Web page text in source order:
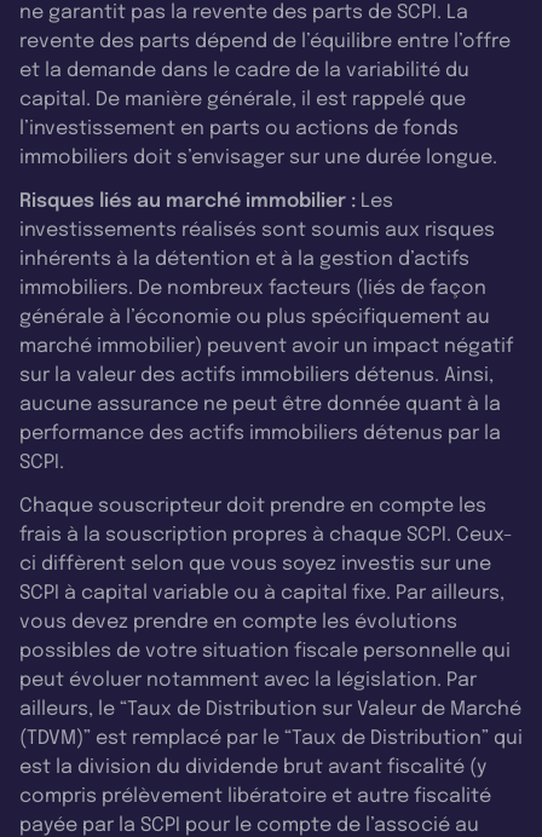
ne garantit pas la revente des parts de SCPI. La
revente des parts dépend de l’équilibre entre l’offre
et la demande dans le cadre de la variabilité du
capital. De manière générale, il est rappelé que
l’investissement en parts ou actions de fonds
immobiliers doit s’envisager sur une durée longue.
Risques liés au marché immobilier : Les
investissements réalisés sont soumis aux risques
inhérents à la détention et à la gestion d’actifs
immobiliers. De nombreux facteurs (liés de façon
générale à l’économie ou plus spécifiquement au
marché immobilier) peuvent avoir un impact négatif
sur la valeur des actifs immobiliers détenus. Ainsi,
aucune assurance ne peut être donnée quant à la
performance des actifs immobiliers détenus par la
SCPI.
Chaque souscripteur doit prendre en compte les
frais à la souscription propres à chaque SCPI. Ceux-
ci diffèrent selon que vous soyez investis sur une
SCPI à capital variable ou à capital fixe. Par ailleurs,
vous devez prendre en compte les évolutions
possibles de votre situation fiscale personnelle qui
peut évoluer notamment avec la législation. Par
ailleurs, le “Taux de Distribution sur Valeur de Marché
(TDVM)” est remplacé par le “Taux de Distribution” qui
est la division du dividende brut avant fiscalité (y
compris prélèvement libératoire et autre fiscalité
payée par la SCPI pour le compte de l’associé au